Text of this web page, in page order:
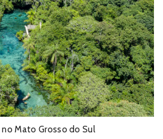
Mato Grosso do Sul